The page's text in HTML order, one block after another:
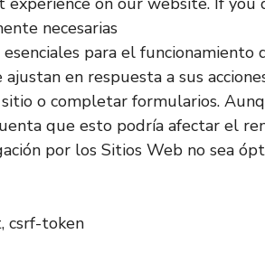
necesarias
esenciales para el
en respuesta a sus
o completar formularios.
que esto podría afectar el
por los Sitios Web no sea
csrf-token